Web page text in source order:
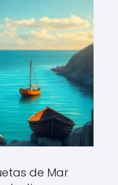
de Mar